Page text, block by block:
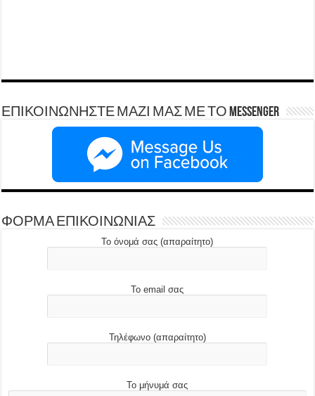
ΕΠΙΚΟΙΝΩΝΗΣΤΕ ΜΑΖΙ ΜΑΣ ΜΕ ΤΟ Messenger
ΦΟΡΜΑ ΕΠΙΚΟΙΝΩΝΙΑΣ
Το όνομά σας (απαραίτητο)
Το email σας
Τηλέφωνο (απαραίτητο)
Το μήνυμά σας